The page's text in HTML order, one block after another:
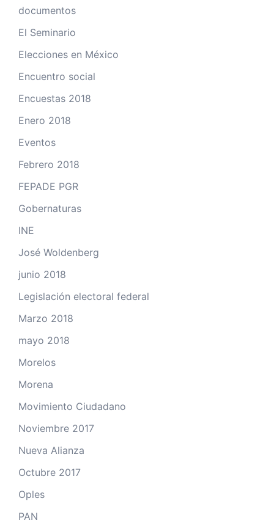
documentos
El Seminario
Elecciones en México
Encuentro social
Encuestas 2018
Enero 2018
Eventos
Febrero 2018
FEPADE PGR
Gobernaturas
INE
José Woldenberg
junio 2018
Legislación electoral federal
Marzo 2018
mayo 2018
Morelos
Morena
Movimiento Ciudadano
Noviembre 2017
Nueva Alianza
Octubre 2017
Oples
PAN